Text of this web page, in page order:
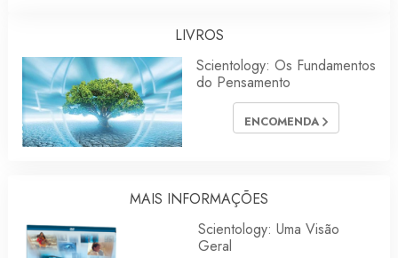
LIVROS
Scientology: Os Fundamentos
do Pensamento
ENCOMENDA
MAIS INFORMAÇÕES
Scientology: Uma Visão
Geral